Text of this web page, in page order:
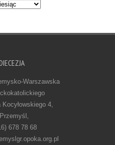
Warszawska
4,
678 78 68